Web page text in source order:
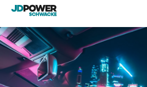
direkt
zum
Inhalt
Schwacke durchsuchen